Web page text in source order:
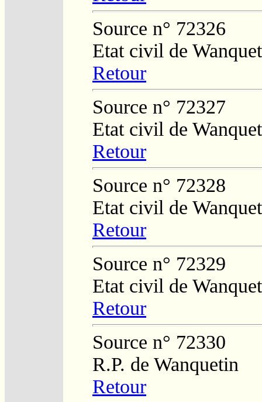
Source n° 72326
Etat civil de
Retour
Source n° 72327
Etat civil de
Retour
Source n° 72328
Etat civil de
Retour
Source n° 72329
Etat civil de
Retour
Source n° 72330
R.P. de Wanquetin
Retour